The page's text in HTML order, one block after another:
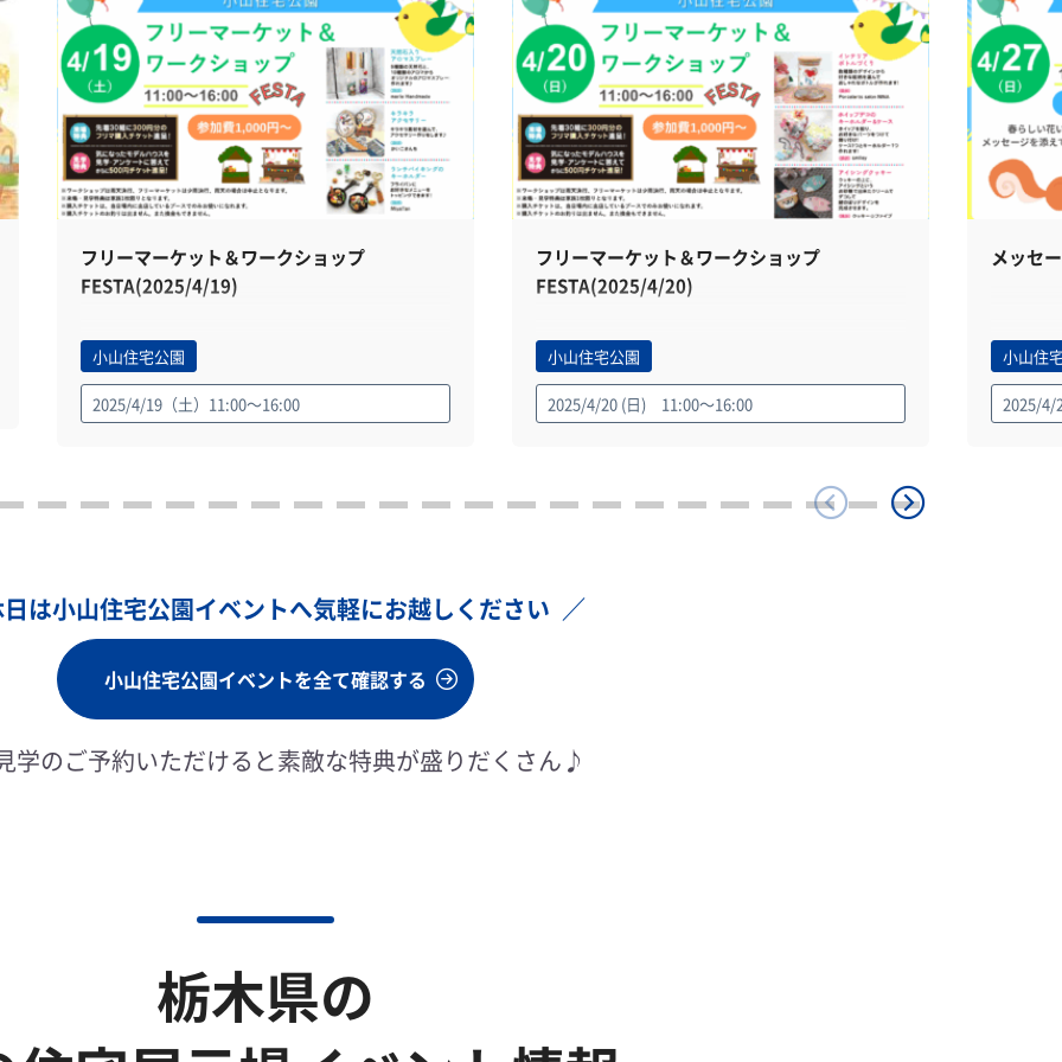
フリーマーケット＆ワークショップ
FESTA(2025/4/19)
小山住宅公園
2025/4/19（土）11:00～16:00
フリーマーケット＆ワークショップ
FESTA(2025/4/20)
小山住宅公園
2025/4/20 (日) 11:00～16:00
メッセ
小山住
2025/4/
は小山住宅公園イベントへ気軽にお越しください
小山住宅公園イベントを全て確認する
学のご予約いただけると素敵な特典が盛りだくさん♪
栃木県の